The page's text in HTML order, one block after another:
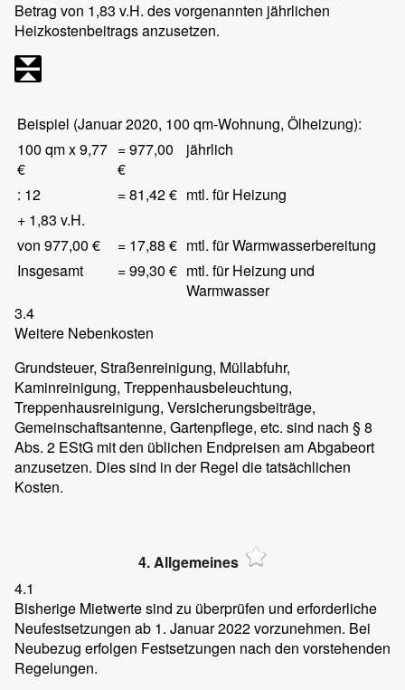
Betrag von 1,83 v.H. des vorgenannten jährlichen
Heizkostenbeitrags anzusetzen.
Beispiel (Januar 2020, 100 qm-Wohnung, Ölheizung):
100 qm x 9,77
€
= 977,00
€
jährlich
: 12 = 81,42 € mtl. für Heizung
+ 1,83 v.H.
von 977,00 €
= 17,88 € mtl. für Warmwasserbereitung
Insgesamt
= 99,30 € mtl. für Heizung und
Warmwasser
3.4
Weitere Nebenkosten
Grundsteuer, Straßenreinigung, Müllabfuhr,
Kaminreinigung, Treppenhausbeleuchtung,
Treppenhausreinigung, Versicherungsbeiträge,
Gemeinschaftsantenne, Gartenpflege, etc. sind nach § 8
Abs. 2 EStG mit den üblichen Endpreisen am Abgabeort
anzusetzen. Dies sind in der Regel die tatsächlichen
Kosten.
4. Allgemeines
4.1
Bisherige Mietwerte sind zu überprüfen und erforderliche
Neufestsetzungen ab 1. Januar 2022 vorzunehmen. Bei
Neubezug erfolgen Festsetzungen nach den vorstehenden
Regelungen.